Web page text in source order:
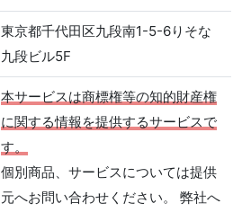
東京都千代田区九段南1-5-6りそな
九段ビル5F
本サービスは商標権等の知的財産権
に関する情報を提供するサービスで
す。
個別商品、サービスについては提供
元へお問い合わせください。 弊社へ